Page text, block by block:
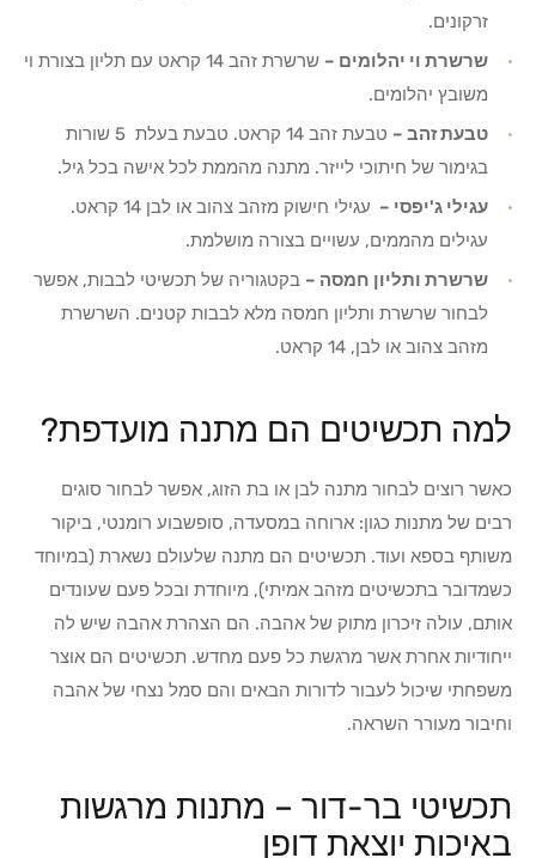
זרקונים.
שרשרת וי יהלומים –
שרשרת זהב 14 קראט עם תליון בצורת וי
משובץ יהלומים.
טבעת זהב –
טבעת זהב 14 קראט. טבעת בעלת 5 שורות
בגימור של חיתוכי לייזר. מתנה מהממת לכל אישה בכל גיל.
עגילי ג'יפסי –
עגילי חישוק מזהב צהוב או לבן 14 קראט.
עגילים מהממים, עשויים בצורה מושלמת.
שרשרת ותליון חמסה – בקטגוריה של תכשיטי לבבות, אפשר
לבחור שרשרת ותליון חמסה מלא לבבות קטנים. השרשרת
מזהב צהוב או לבן, 14 קראט.
למה תכשיטים הם מתנה מועדפת?
כאשר רוצים לבחור מתנה לבן או בת הזוג, אפשר לבחור סוגים
רבים של מתנות כגון: ארוחה במסעדה, סופשבוע רומנטי, ביקור
משותף בספא ועוד. תכשיטים הם מתנה שלעולם נשארת (במיוחד
כשמדובר בתכשיטים מזהב אמיתי), מיוחדת ובכל פעם שעונדים
אותם, עולה זיכרון מתוק של אהבה. הם הצהרת אהבה שיש לה
ייחודיות אחרת אשר מרגשת כל פעם מחדש. תכשיטים הם אוצר
משפחתי שיכול לעבור לדורות הבאים והם סמל נצחי של אהבה
וחיבור מעורר השראה.
תכשיטי בר-דור – מתנות מרגשות
באיכות יוצאת דופן